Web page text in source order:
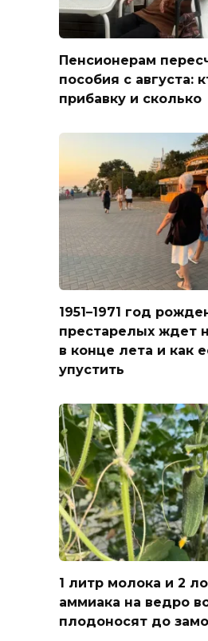
Пенсионерам
пособия с августа:
прибавку и сколько
1951–1971 год
престарелых ждет
в конце лета и как
упустить
1 литр молока и 2
аммиака на ведро
плодоносят до